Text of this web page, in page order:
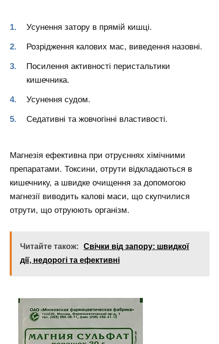
Усунення затору в прямій кишці.
Розрідження калових мас, виведення назовні.
Посилення активності перистальтики
кишечника.
Усунення судом.
Седативні та жовчогінні властивості.
Магнезія ефективна при отруєннях хімічними
препаратами. Токсини, отрути відкладаються в
кишечнику, а швидке очищення за допомогою
магнезії виводить калові маси, що скупчилися
отрути, що отруюють організм.
Читайте також:
Свічки від запору: швидкої
дії, недорогі та ефективні